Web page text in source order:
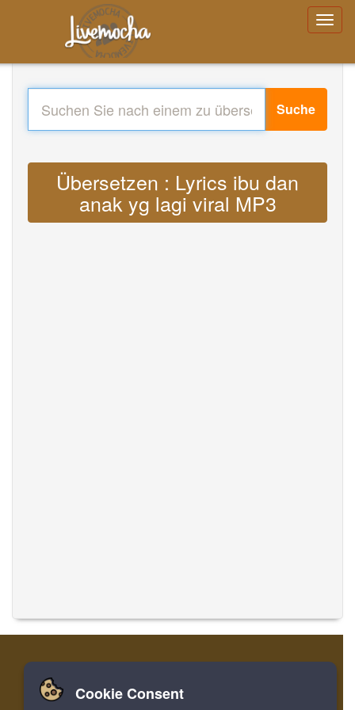
Suche
Übersetzen : Lyrics ibu dan
anak yg lagi viral MP3
Zuhause Einloggen
Cookie Consent